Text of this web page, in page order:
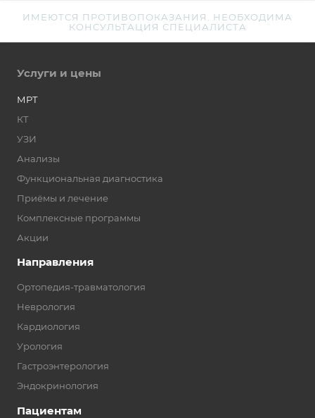
ИМЕЮТСЯ ПРОТИВОПОКАЗАНИЯ. НЕОБХОДИМА
КОНСУЛЬТАЦИЯ СПЕЦИАЛИСТА
Услуги и цены
МРТ
КТ
УЗИ
Анализы
Функциональная диагностика
Приёмы и лечение
Комплексные программы
Акции
Направления
Ортопедия-травматология
Неврология
Кардиология
Урология
Гастроэнтерология
Эндокринология
Пациентам